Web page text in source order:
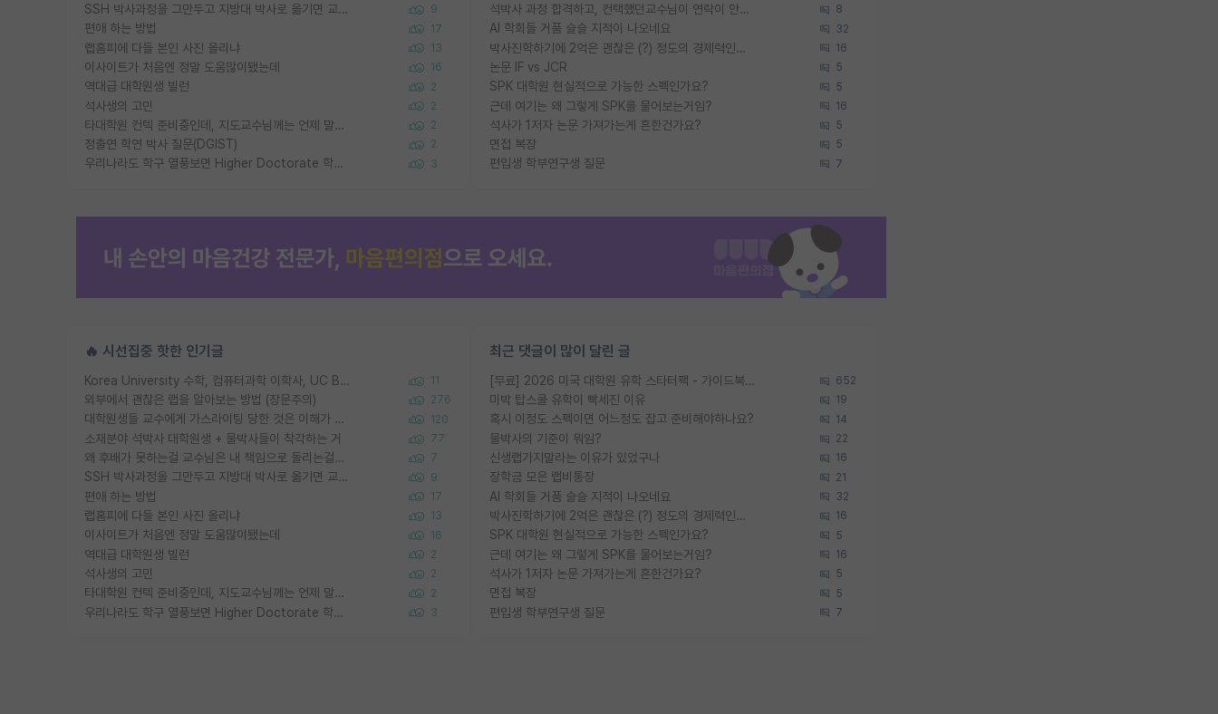
SSH 박사과정을 그만두고 지방대 박사로 옮기면 교수의 꿈은 끝일까요? 9
편애 하는 방법 17
랩홈피에 다들 본인 사진 올리냐 13
이사이트가 처음엔 정말 도움많이됐는데 16
역대급 대학원생 빌런 2
석사생의 고민 2
타대학원 컨텍 준비중인데, 지도교수님께는 언제 말씀드려야 할까요? 2
정출연 학연 박사 질문(DGIST) 2
우리나라도 학구 열풍보면 Higher Doctorate 학위가 필요하다고 봅니다. 3
석박사 과정 합격하고, 컨택했던교수님이 연락이 안됩니다... 8
AI 학회들 거품 슬슬 지적이 나오네요 32
박사진학하기에 2억은 괜찮은 (?) 정도의 경제력인가요 16
논문 IF vs JCR 5
SPK 대학원 현실적으로 가능한 스펙인가요? 5
근데 여기는 왜 그렇게 SPK를 물어보는거임? 16
석사가 1저자 논문 가져가는게 흔한건가요? 5
면접 복장 5
편입생 학부연구생 질문 7
🔥 시선집중 핫한 인기글
Korea University 수학, 컴퓨터과학 이학사, UC Berkeley 산업공학 대학원 공학박사가 되는 것은 쉽지 않겠죠? 11
외부에서 괜찮은 랩을 알아보는 방법 (장문주의) 276
대학원생들 교수에게 가스라이팅 당한 것은 이해가 갑니다. 안타깝네요. 120
소재분야 석박사 대학원생 + 물박사들이 착각하는 거 77
왜 후배가 못하는걸 교수님은 내 책임으로 돌리는걸까요? 7
SSH 박사과정을 그만두고 지방대 박사로 옮기면 교수의 꿈은 끝일까요? 9
편애 하는 방법 17
랩홈피에 다들 본인 사진 올리냐 13
이사이트가 처음엔 정말 도움많이됐는데 16
역대급 대학원생 빌런 2
석사생의 고민 2
타대학원 컨텍 준비중인데, 지도교수님께는 언제 말씀드려야 할까요? 2
우리나라도 학구 열풍보면 Higher Doctorate 학위가 필요하다고 봅니다. 3
최근 댓글이 많이 달린 글
[무료] 2026 미국 대학원 유학 스타터팩 - 가이드북 & 합격자 컨택메일 템플릿 652
미박 탑스쿨 유학이 빡세진 이유 19
혹시 이정도 스펙이면 어느정도 잡고 준비해야하나요? 14
물박사의 기준이 뭐임? 22
신생랩가지말라는 이유가 있었구나 16
장학금 모은 랩비통장 21
AI 학회들 거품 슬슬 지적이 나오네요 32
박사진학하기에 2억은 괜찮은 (?) 정도의 경제력인가요 16
SPK 대학원 현실적으로 가능한 스펙인가요? 5
근데 여기는 왜 그렇게 SPK를 물어보는거임? 16
석사가 1저자 논문 가져가는게 흔한건가요? 5
면접 복장 5
편입생 학부연구생 질문 7